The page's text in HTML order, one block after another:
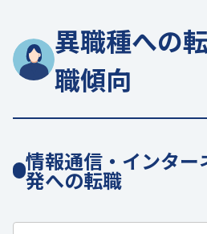
異職種への
職傾向
情報通信・インター
発への転職